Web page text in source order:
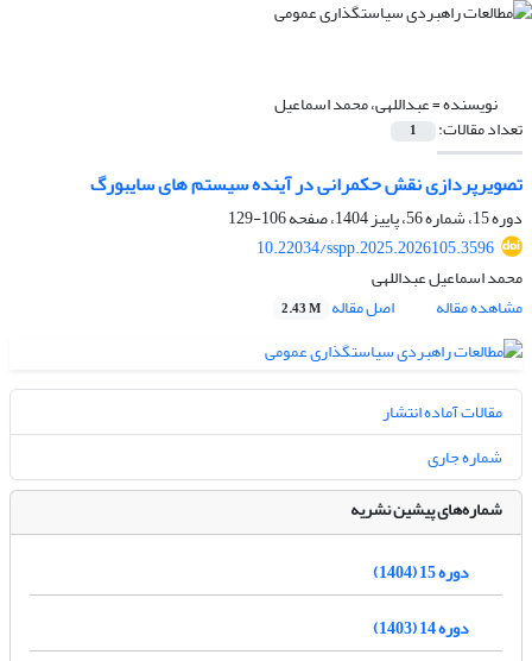
نویسنده =عبداللهی، محمد اسماعیل
تعداد مقالات: 1
تصویرپردازی نقش حکمرانی در آینده سیستم های سایبورگ
دوره 15، شماره 56، پاییز 1404، صفحه
106-129
10.22034/sspp.2025.2026105.3596
محمد اسماعیل عبداللهی
مشاهده مقاله
اصل مقاله 2.43 M
مقالات آماده انتشار
شماره جاری
شماره‌های پیشین نشریه
دوره 15 (1404)
دوره 14 (1403)